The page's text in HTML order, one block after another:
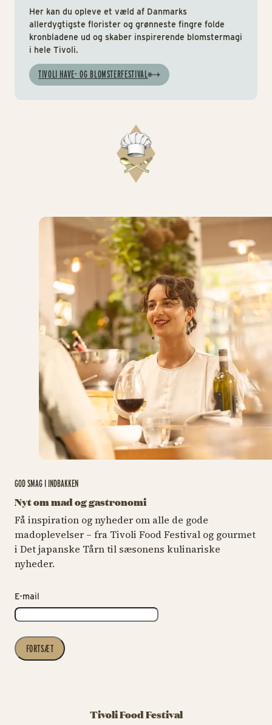
Her kan du opleve et væld af Danmarks
allerdygtigste florister og grønneste fingre folde
kronbladene ud og skaber inspirerende blomstermagi
i hele Tivoli.
TIVOLI HAVE- OG BLOMSTERFESTIVAL
GOD SMAG I INDBAKKEN
Nyt om mad og gastronomi
Få inspiration og nyheder om alle de gode
madoplevelser – fra Tivoli Food Festival og gourmet
i Det japanske Tårn til sæsonens kulinariske
nyheder.
E-mail
FORTSÆT
Tivoli Food Festival